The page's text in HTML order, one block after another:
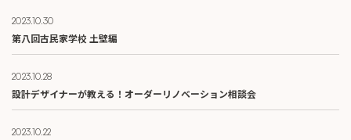
2023.10.30
第八回古民家学校 土壁編
2023.10.28
設計デザイナーが教える！オーダーリノベーション相談会
2023.10.22